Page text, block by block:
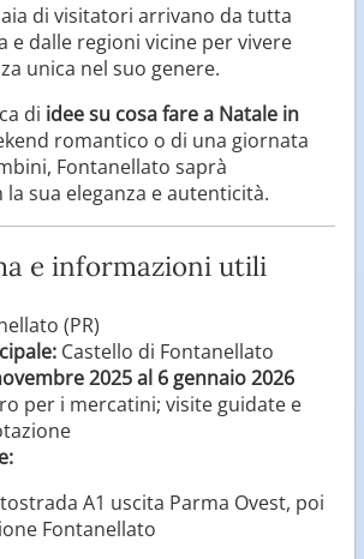
di visitatori arrivano da tutta
e dalle regioni vicine per vivere
unica nel suo genere.
di idee su cosa fare a Natale in
romantico o di una giornata
Fontanellato saprà
sua eleganza e autenticità.
e informazioni utili
(PR)
Castello di Fontanellato
2025 al 6 gennaio 2026
per i mercatini; visite guidate e
A1 uscita Parma Ovest, poi
Fontanellato